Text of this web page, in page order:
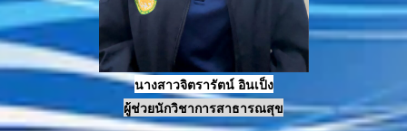
นางสาวจิตรารัตน์ อินเป็ง
ผู้ช่วยนักวิชาการสาธารณสุข